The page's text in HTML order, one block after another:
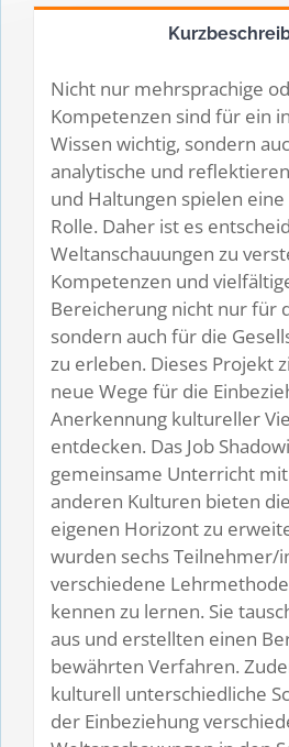
Nicht nur mehrsprachige
Kompetenzen sind für ein
Wissen wichtig, sondern
analytische und
und Haltungen spielen
Rolle. Daher ist es
Weltanschauungen zu
Kompetenzen und
Bereicherung nicht nur für
sondern auch für die
zu erleben. Dieses Projekt
neue Wege für die
Anerkennung kultureller
entdecken. Das Job
gemeinsame Unterricht
anderen Kulturen bieten
eigenen Horizont zu
wurden sechs Teilnehmer/
verschiedene
kennen zu lernen. Sie
aus und erstellten einen
bewährten Verfahren.
kulturell unterschiedliche
der Einbeziehung